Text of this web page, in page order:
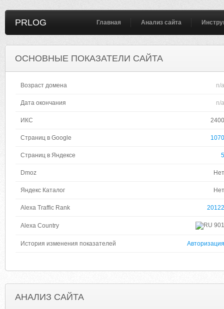
PRLOG Главная Анализ сайта
ОСНОВНЫЕ ПОКАЗАТЕЛИ САЙТА
Возраст домена n/a
Дата окончания n/a
ИКС 2400
Страниц в Google 1070
Страниц в Яндексе 5
Dmoz Нет
Яндекс Каталог Нет
Alexa Traffic Rank 20122
Alexa Country 901
История изменения показателей Авторизация
АНАЛИЗ САЙТА